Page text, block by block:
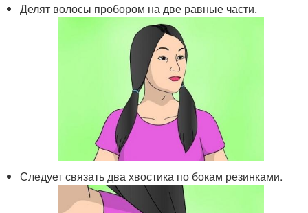
Делят волосы пробором на две равные части.
Следует связать два хвостика по бокам резинками.